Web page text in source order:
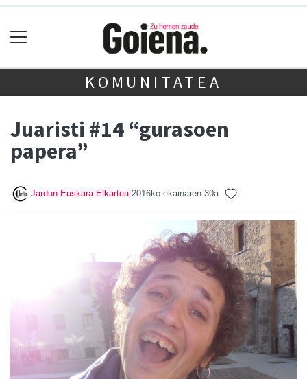
KOMUNITATEA
Juaristi #14 “gurasoen
papera”
Jardun Euskara Elkartea 2016ko ekainaren 30a